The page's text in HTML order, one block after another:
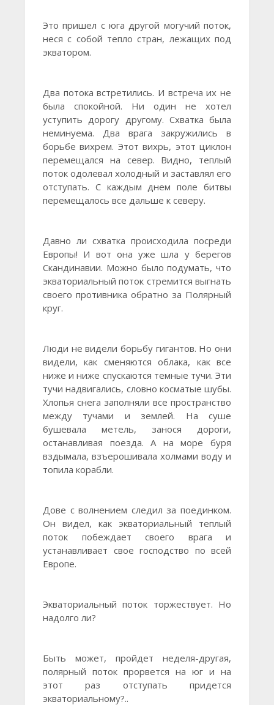
Это пришел с юга другой могучий поток,
неся с собой тепло стран, лежащих под
экватором.
Два потока встретились. И встреча их не
была спокойной. Ни один не хотел
уступить дорогу другому. Схватка была
неминуема. Два врага закружились в
борьбе вихрем. Этот вихрь, этот циклон
перемещался на север. Видно, теплый
поток одолевал холодный и заставлял его
отступать. С каждым днем поле битвы
перемещалось все дальше к северу.
Давно ли схватка происходила посреди
Европы! И вот она уже шла у берегов
Скандинавии. Можно было подумать, что
экваториальный поток стремится выгнать
своего противника обратно за Полярный
круг.
Люди не видели борьбу гигантов. Но они
видели, как сменяются облака, как все
ниже и ниже спускаются темные тучи. Эти
тучи надвигались, словно косматые шубы.
Хлопья снега заполняли все пространство
между тучами и землей. На суше
бушевала метель, занося дороги,
останавливая поезда. А на море буря
вздымала, взъерошивала холмами воду и
топила корабли.
Дове с волнением следил за поединком.
Он видел, как экваториальный теплый
поток побеждает своего врага и
устанавливает свое господство по всей
Европе.
Экваториальный поток торжествует. Но
надолго ли?
Быть может, пройдет неделя-другая,
полярный поток прорвется на юг и на
этот раз отступать придется
экваториальному?..